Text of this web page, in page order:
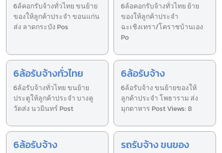
6ล้คอกรับจ้างทั่วไทย ขนย้าย
ของให้ลูกค้าประจำ ขอนแก่น
ส่ง ลาดกระบัง Pos
6ล้อคอกรับจ้างทั่วไทย ย้าย
ของให้ลูกค้าประจำ
ฉะเชิงเทรา/โคราชบ้านเอง
Po
6ล้อรับจ้างทั่วไทย
6ล้อรับจ้างทั่วไทย ขนย้าย
ประตูให้ลูกค้าประจำ บางคู
วัดส่ง นวมินทร์ Post
6ล้อรับจ้าง
6ล้อรับจ้าง ขนย้ายของให้
ลูกค้าประจำ โพธาราม ส่ง
มุกดาหาร Post Views: 8
6ล้อรับจ้าง รถรับจ้าง ขนของ